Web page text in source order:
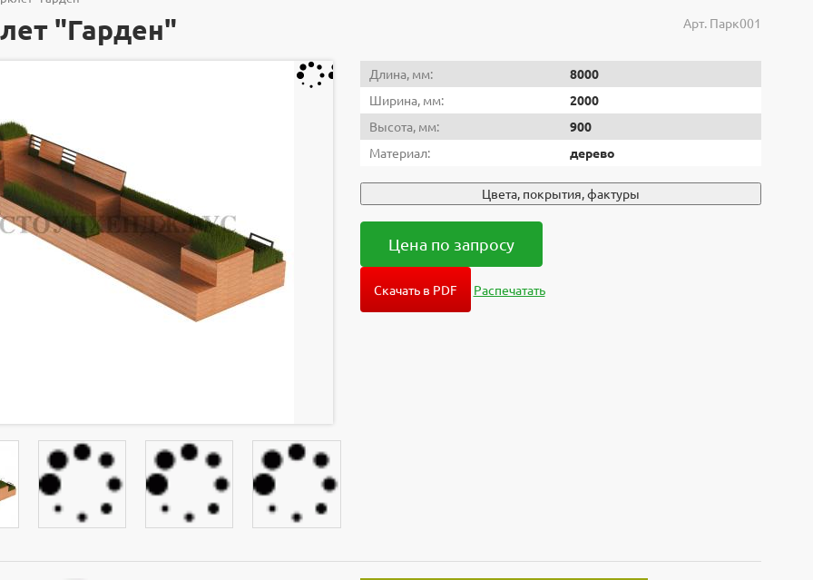
Арт. Парк001
"Гарден"
Длина, мм:
8000
Ширина, мм:
2000
Высота, мм:
900
Материал:
дерево
Цвета, покрытия, фактуры
Цена по запросу
Скачать в PDF Распечатать